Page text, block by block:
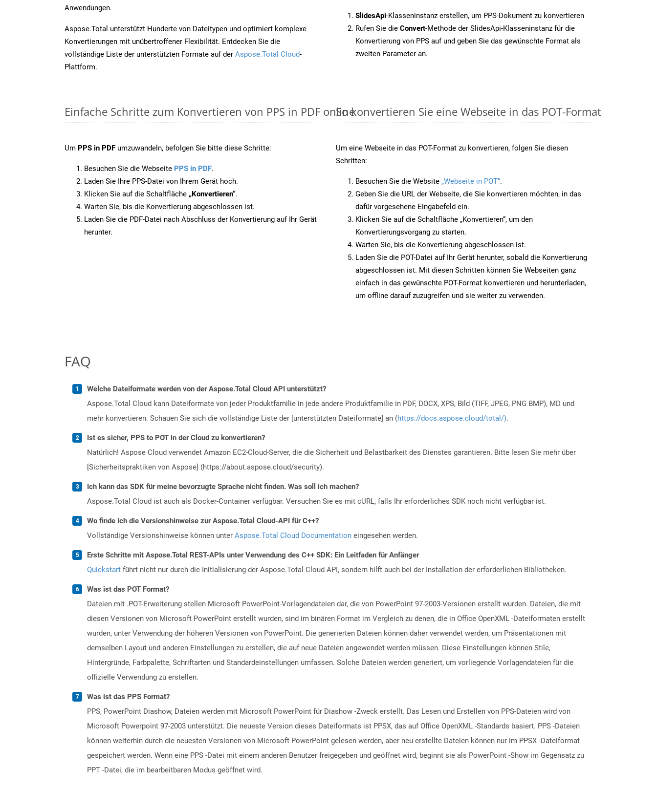
Anwendungen.
Aspose.Total unterstützt Hunderte von Dateitypen und optimiert komplexe
Konvertierungen mit unübertroffener Flexibilität. Entdecken Sie die
vollständige Liste der unterstützten Formate auf der Aspose.Total Cloud-
Plattform.
SlidesApi-Klasseninstanz erstellen, um PPS-Dokument zu konvertieren
Rufen Sie die Convert-Methode der SlidesApi-Klasseninstanz für die
Konvertierung von PPS auf und geben Sie das gewünschte Format als
zweiten Parameter an.
Einfache Schritte zum Konvertieren von PPS in PDF online
Um PPS in PDF umzuwandeln, befolgen Sie bitte diese Schritte:
Besuchen Sie die Webseite PPS in PDF.
Laden Sie Ihre PPS-Datei von Ihrem Gerät hoch.
Klicken Sie auf die Schaltfläche „Konvertieren“.
Warten Sie, bis die Konvertierung abgeschlossen ist.
Laden Sie die PDF-Datei nach Abschluss der Konvertierung auf Ihr Gerät
herunter.
So konvertieren Sie eine Webseite in das POT-Format
Um eine Webseite in das POT-Format zu konvertieren, folgen Sie diesen
Schritten:
Besuchen Sie die Website „Webseite in POT“.
Geben Sie die URL der Webseite, die Sie konvertieren möchten, in das
dafür vorgesehene Eingabefeld ein.
Klicken Sie auf die Schaltfläche „Konvertieren“, um den
Konvertierungsvorgang zu starten.
Warten Sie, bis die Konvertierung abgeschlossen ist.
Laden Sie die POT-Datei auf Ihr Gerät herunter, sobald die Konvertierung
abgeschlossen ist. Mit diesen Schritten können Sie Webseiten ganz
einfach in das gewünschte POT-Format konvertieren und herunterladen,
um offline darauf zuzugreifen und sie weiter zu verwenden.
FAQ
Welche Dateiformate werden von der Aspose.Total Cloud API unterstützt?
Aspose.Total Cloud kann Dateiformate von jeder Produktfamilie in jede andere Produktfamilie in PDF, DOCX, XPS, Bild (TIFF, JPEG, PNG BMP), MD und
mehr konvertieren. Schauen Sie sich die vollständige Liste der [unterstützten Dateiformate] an (https://docs.aspose.cloud/total/).
Ist es sicher, PPS to POT in der Cloud zu konvertieren?
Natürlich! Aspose Cloud verwendet Amazon EC2-Cloud-Server, die die Sicherheit und Belastbarkeit des Dienstes garantieren. Bitte lesen Sie mehr über
[Sicherheitspraktiken von Aspose] (https://about.aspose.cloud/security).
Ich kann das SDK für meine bevorzugte Sprache nicht finden. Was soll ich machen?
Aspose.Total Cloud ist auch als Docker-Container verfügbar. Versuchen Sie es mit cURL, falls Ihr erforderliches SDK noch nicht verfügbar ist.
Wo finde ich die Versionshinweise zur Aspose.Total Cloud-API für C++?
Vollständige Versionshinweise können unter Aspose.Total Cloud Documentation eingesehen werden.
Erste Schritte mit Aspose.Total REST-APIs unter Verwendung des C++ SDK: Ein Leitfaden für Anfänger
Quickstart führt nicht nur durch die Initialisierung der Aspose.Total Cloud API, sondern hilft auch bei der Installation der erforderlichen Bibliotheken.
Was ist das POT Format?
Dateien mit .POT-Erweiterung stellen Microsoft PowerPoint-Vorlagendateien dar, die von PowerPoint 97-2003-Versionen erstellt wurden. Dateien, die mit
diesen Versionen von Microsoft PowerPoint erstellt wurden, sind im binären Format im Vergleich zu denen, die in Office OpenXML -Dateiformaten erstellt
wurden, unter Verwendung der höheren Versionen von PowerPoint. Die generierten Dateien können daher verwendet werden, um Präsentationen mit
demselben Layout und anderen Einstellungen zu erstellen, die auf neue Dateien angewendet werden müssen. Diese Einstellungen können Stile,
Hintergründe, Farbpalette, Schriftarten und Standardeinstellungen umfassen. Solche Dateien werden generiert, um vorliegende Vorlagendateien für die
offizielle Verwendung zu erstellen.
Was ist das PPS Format?
PPS, PowerPoint Diashow, Dateien werden mit Microsoft PowerPoint für Diashow -Zweck erstellt. Das Lesen und Erstellen von PPS-Dateien wird von
Microsoft Powerpoint 97-2003 unterstützt. Die neueste Version dieses Dateiformats ist PPSX, das auf Office OpenXML -Standards basiert. PPS -Dateien
können weiterhin durch die neuesten Versionen von Microsoft PowerPoint gelesen werden, aber neu erstellte Dateien können nur im PPSX -Dateiformat
gespeichert werden. Wenn eine PPS -Datei mit einem anderen Benutzer freigegeben und geöffnet wird, beginnt sie als PowerPoint -Show im Gegensatz zu
PPT -Datei, die im bearbeitbaren Modus geöffnet wird.